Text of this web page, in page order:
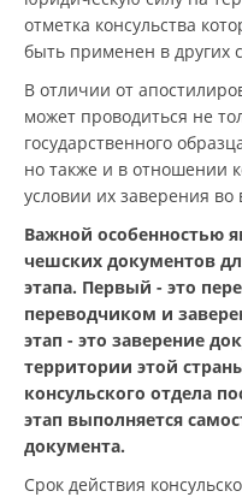
отметка консульства
быть применен в других
В отличии от
может проводиться не
государственного
но также и в отношении
условии их заверения
Важной особенностью
чешских документов
этапа. Первый - это
переводчиком и
этап - это заверение
территории этой
консульского отдела
этап выполняется
документа.
Срок действия